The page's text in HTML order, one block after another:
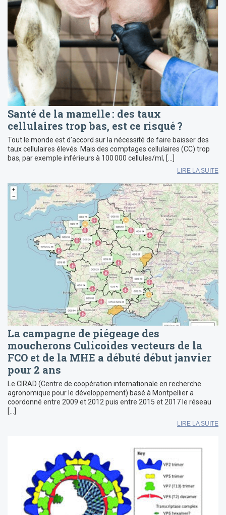
Santé de la mamelle : des taux
cellulaires trop bas, est ce risqué ?
Tout le monde est d’accord sur la nécessité de faire baisser des
taux cellulaires élevés. Mais des comptages cellulaires (CC) trop
bas, par exemple inférieurs à 100 000 cellules/ml, […]
LIRE LA SUITE
La campagne de piégeage des
moucherons Culicoides vecteurs de la
FCO et de la MHE a débuté début janvier
pour 2 ans
Le CIRAD (Centre de coopération internationale en recherche
agronomique pour le développement) basé à Montpellier a
coordonné entre 2009 et 2012 puis entre 2015 et 2017 le réseau
[…]
LIRE LA SUITE